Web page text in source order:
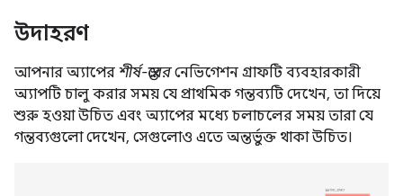
উদাহরণ
আপনার অ্যাপের শীর্ষ-স্তরেরনেভিগেশন গ্রাফটি ব্যবহারকারী
অ্যাপটি চালু করার সময় যে প্রাথমিক গন্তব্যটি দেখেন, তা দিয়ে
শুরু হওয়া উচিত এবং অ্যাপের মধ্যে চলাচলের সময় তারা যে
গন্তব্যগুলো দেখেন, সেগুলোও এতে অন্তর্ভুক্ত থাকা উচিত।